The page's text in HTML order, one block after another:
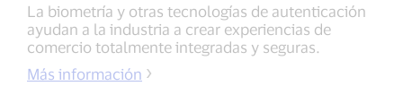
La biometría y otras tecnologías de autenticación
ayudan a la industria a crear experiencias de
comercio totalmente integradas y seguras.
Más información